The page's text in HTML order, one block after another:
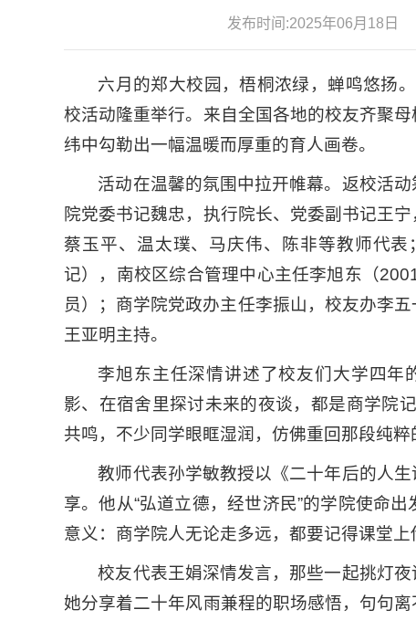
发布时间:2025年06月18日
六月的郑大校园，梧桐浓绿，蝉鸣悠扬
校活动隆重举行。来自全国各地的校友齐聚
纬中勾勒出一幅温暖而厚重的育人画卷。
活动在温馨的氛围中拉开帷幕。返校活
院党委书记魏忠，执行院长、党委副书记王
蔡玉平、温太璞、马庆伟、陈非等教师代
记），南校区综合管理中心主任李旭东（
员）；商学院党政办主任李振山，校友办李
王亚明主持。
李旭东主任深情讲述了校友们大学四年
影、在宿舍里探讨未来的夜谈，都是商学院
共鸣，不少同学眼眶湿润，仿佛重回那段纯粹
教师代表孙学敏教授以《二十年后的人
享。他从“弘道立德，经世济民”的学院使命
意义：商学院人无论走多远，都要记得课堂
校友代表王娟深情发言，那些一起挑灯
她分享着二十年风雨兼程的职场感悟，句句